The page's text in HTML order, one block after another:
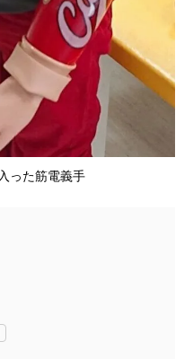
った筋電義手